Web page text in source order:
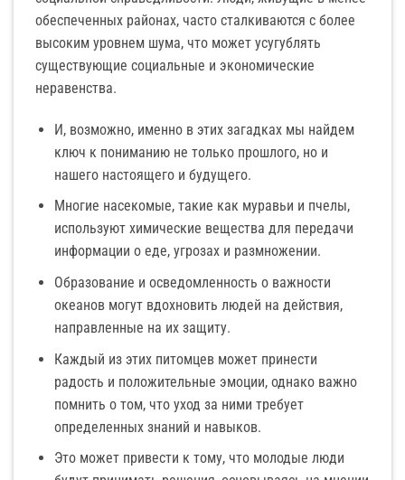
обеспеченных районах, часто сталкиваются с более
высоким уровнем шума, что может усугублять
существующие социальные и экономические
неравенства.
И, возможно, именно в этих загадках мы найдем
ключ к пониманию не только прошлого, но и
нашего настоящего и будущего.
Многие насекомые, такие как муравьи и пчелы,
используют химические вещества для передачи
информации о еде, угрозах и размножении.
Образование и осведомленность о важности
океанов могут вдохновить людей на действия,
направленные на их защиту.
Каждый из этих питомцев может принести
радость и положительные эмоции, однако важно
помнить о том, что уход за ними требует
определенных знаний и навыков.
Это может привести к тому, что молодые люди